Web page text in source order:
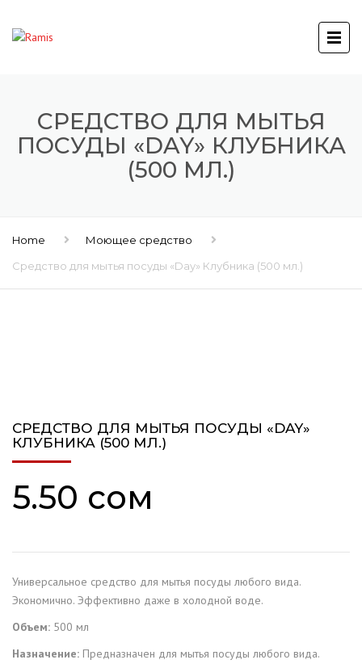
СРЕДСТВО ДЛЯ МЫТЬЯ
ПОСУДЫ «DAY» КЛУБНИКА
(500 МЛ.)
Home
Моющее средство
Средство для мытья посуды «Day» Клубника (500 мл.)
СРЕДСТВО ДЛЯ МЫТЬЯ ПОСУДЫ «DAY»
КЛУБНИКА (500 МЛ.)
5.50 сом
Универсальное средство для мытья посуды любого вида.
Экономично. Эффективно даже в холодной воде.
Объем: 500 мл
Назначение: Предназначен для мытья посуды любого вида.